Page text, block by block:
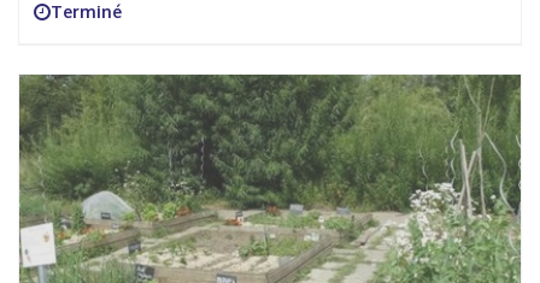
Terminé